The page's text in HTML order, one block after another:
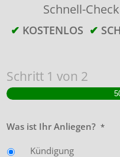
Schnell-
✔ KOSTENLOS ✔
Schritt 1 von 2
Was ist Ihr Anliegen? *
Kündigung